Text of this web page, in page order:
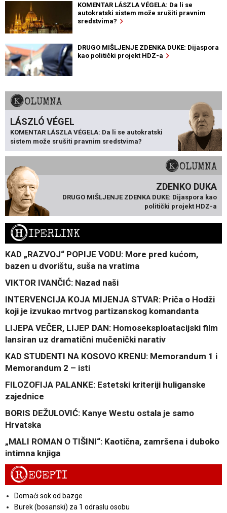
KOMENTAR LÁSZLA VÉGELA: Da li se
autokratski sistem može srušiti pravnim
sredstvima?
DRUGO MIŠLJENJE ZDENKA DUKE: Dijaspora
kao politički projekt HDZ-a
KOLUMNA
LÁSZLÓ VÉGEL
KOMENTAR LÁSZLA VÉGELA: Da li se autokratski
sistem može srušiti pravnim sredstvima?
KOLUMNA
ZDENKO DUKA
DRUGO MIŠLJENJE ZDENKA DUKE: Dijaspora kao
politički projekt HDZ-a
HIPERLINK
KAD „RAZVOJ“ POPIJE VODU: More pred kućom,
bazen u dvorištu, suša na vratima
VIKTOR IVANČIĆ: Nazad naši
INTERVENCIJA KOJA MIJENJA STVAR: Priča o Hodži
koji je izvukao mrtvog partizanskog komandanta
LIJEPA VEČER, LIJEP DAN: Homoseksploatacijski film
lansiran uz dramatični mučenički narativ
KAD STUDENTI NA KOSOVO KRENU: Memorandum 1 i
Memorandum 2 – isti
FILOZOFIJA PALANKE: Estetski kriteriji huliganske
zajednice
BORIS DEŽULOVIĆ: Kanye Westu ostala je samo
Hrvatska
„MALI ROMAN O TIŠINI“: Kaotična, zamršena i duboko
intimna knjiga
RECEPTI
Domaći sok od bazge
Burek (bosanski) za 1 odraslu osobu